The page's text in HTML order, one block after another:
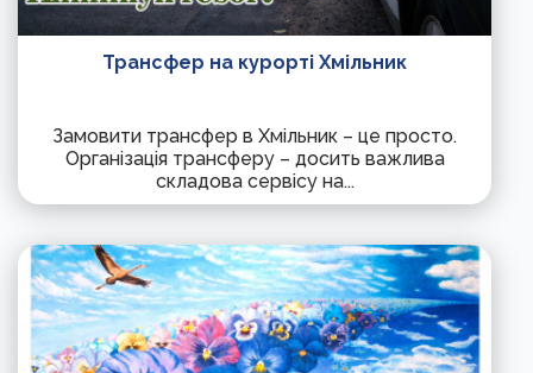
Трансфер на курорті Хмільник
Замовити трансфер в Хмільник – це просто.
Організація трансферу – досить важлива
складова сервісу на...